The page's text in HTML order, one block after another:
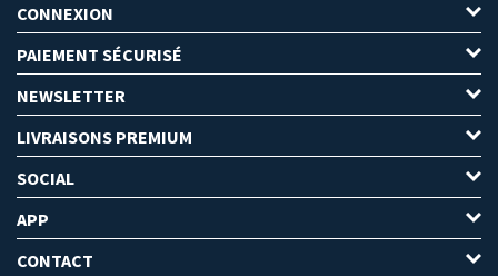
CONNEXION
PAIEMENT SÉCURISÉ
NEWSLETTER
LIVRAISONS PREMIUM
SOCIAL
APP
CONTACT